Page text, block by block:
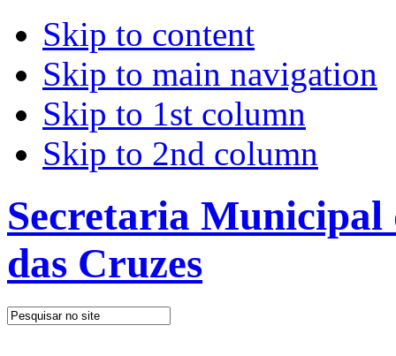
Skip to content
Skip to main navigation
Skip to 1st column
Skip to 2nd column
Secretaria
das Cruzes